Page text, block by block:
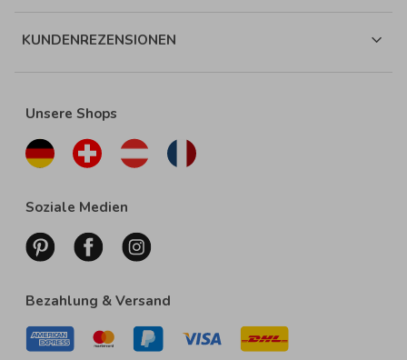
KUNDENREZENSIONEN
Unsere Shops
Soziale Medien
Bezahlung & Versand